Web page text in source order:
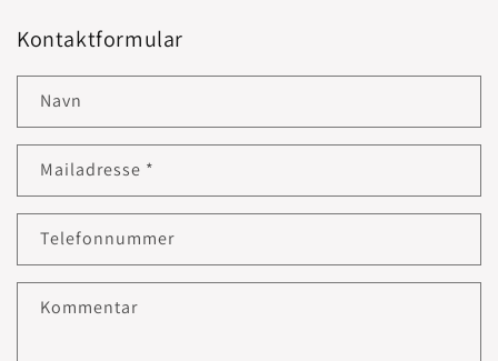
Kontaktformular
Navn
Mailadresse *
Telefonnummer
Kommentar